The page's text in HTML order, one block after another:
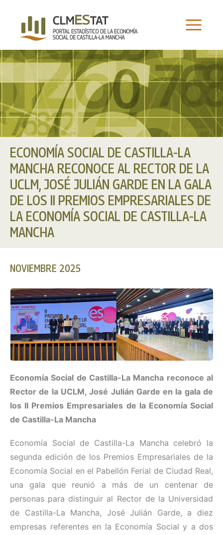
ECONOMÍA SOCIAL DE CASTILLA-LA
MANCHA RECONOCE AL RECTOR DE LA
UCLM, JOSÉ JULIÁN GARDE EN LA GALA
DE LOS II PREMIOS EMPRESARIALES DE
LA ECONOMÍA SOCIAL DE CASTILLA-LA
MANCHA
NOVIEMBRE 2025
Economía Social de Castilla-La Mancha reconoce al
Rector de la UCLM, José Julián Garde en la gala de
los II Premios Empresariales de la Economía Social
de Castilla-La Mancha
Economía Social de Castilla-La Mancha celebró la
segunda edición de los Premios Empresariales de la
Economía Social en el Pabellón Ferial de Ciudad Real,
una gala que reunió a más de un centenar de
personas para distinguir al Rector de la Universidad
de Castilla-La Mancha, José Julián Garde, a diez
empresas referentes en la Economía Social y a dos